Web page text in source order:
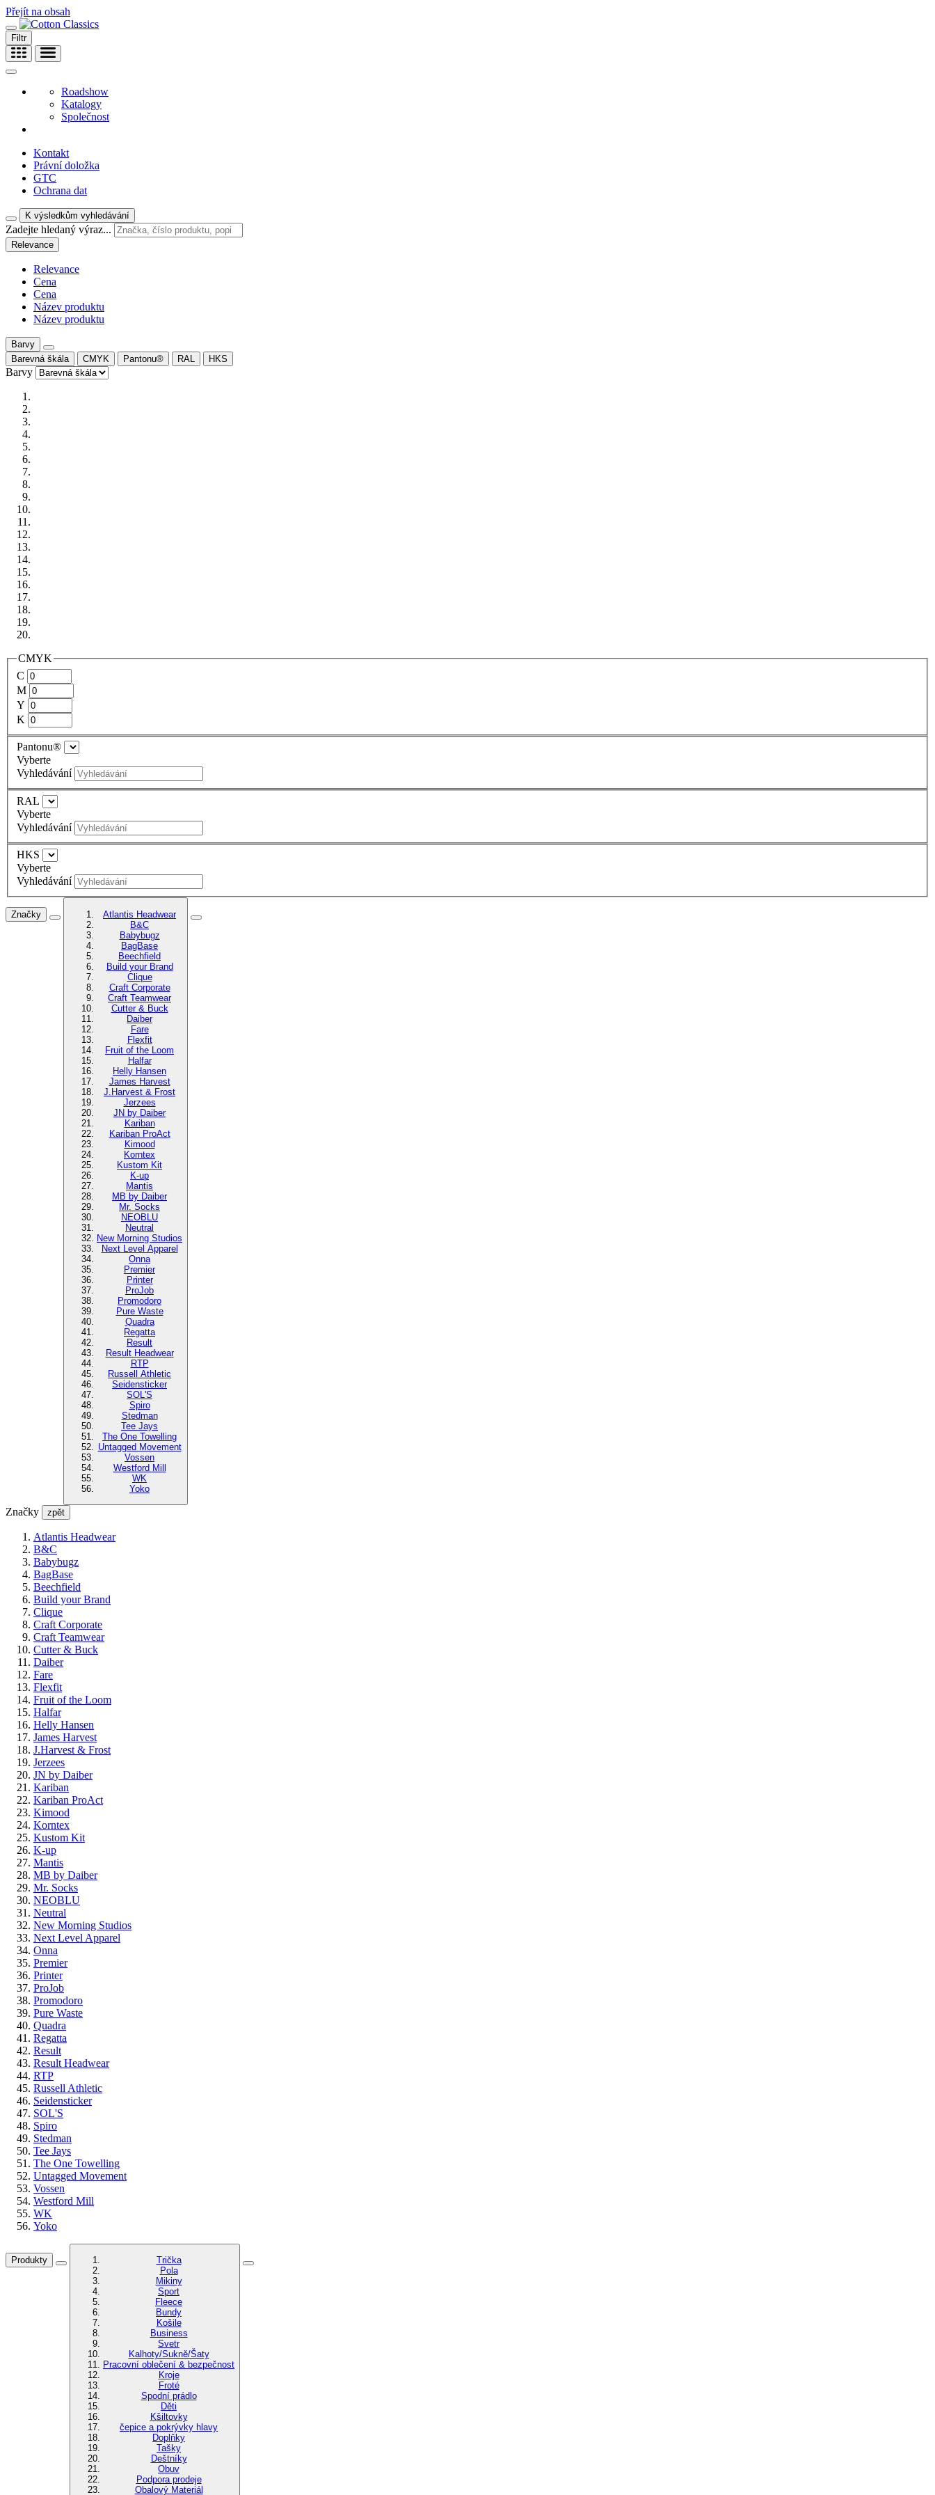
Přejít na obsah
Filtr
Roadshow
Katalogy
Společnost
Kontakt
Právní doložka
GTC
Ochrana dat
K výsledkům vyhledávání
Zadejte hledaný výraz...
Relevance
Relevance
Cena
Cena
Název produktu
Název produktu
Barvy
Barevná škála
CMYK Pantonu® RAL HKS
Barvy
CMYK
C
M
Y
K
Pantonu®
Vyberte
Vyhledávání
RAL
Vyberte
Vyhledávání
HKS
Vyberte
Vyhledávání
Značky
Atlantis Headwear
B&C
Babybugz
BagBase
Beechfield
Build your Brand
Clique
Craft Corporate
Craft Teamwear
Cutter & Buck
Daiber
Fare
Flexfit
Fruit of the Loom
Halfar
Helly Hansen
James Harvest
J.Harvest & Frost
Jerzees
JN by Daiber
Kariban
Kariban ProAct
Kimood
Korntex
Kustom Kit
K-up
Mantis
MB by Daiber
Mr. Socks
NEOBLU
Neutral
New Morning Studios
Next Level Apparel
Onna
Premier
Printer
ProJob
Promodoro
Pure Waste
Quadra
Regatta
Result
Result Headwear
RTP
Russell Athletic
Seidensticker
SOL'S
Spiro
Stedman
Tee Jays
The One Towelling
Untagged Movement
Vossen
Westford Mill
WK
Yoko
Značky zpět
Atlantis Headwear
B&C
Babybugz
BagBase
Beechfield
Build your Brand
Clique
Craft Corporate
Craft Teamwear
Cutter & Buck
Daiber
Fare
Flexfit
Fruit of the Loom
Halfar
Helly Hansen
James Harvest
J.Harvest & Frost
Jerzees
JN by Daiber
Kariban
Kariban ProAct
Kimood
Korntex
Kustom Kit
K-up
Mantis
MB by Daiber
Mr. Socks
NEOBLU
Neutral
New Morning Studios
Next Level Apparel
Onna
Premier
Printer
ProJob
Promodoro
Pure Waste
Quadra
Regatta
Result
Result Headwear
RTP
Russell Athletic
Seidensticker
SOL'S
Spiro
Stedman
Tee Jays
The One Towelling
Untagged Movement
Vossen
Westford Mill
WK
Yoko
Produkty
Trička
Pola
Mikiny
Sport
Fleece
Bundy
Košile
Business
Svetr
Kalhoty/Sukně/Šaty
Pracovní oblečení & bezpečnost
Kroje
Froté
Spodní prádlo
Děti
Kšiltovky
čepice a pokrývky hlavy
Doplňky
Tašky
Deštníky
Obuv
Podpora prodeje
Obalový Materiál